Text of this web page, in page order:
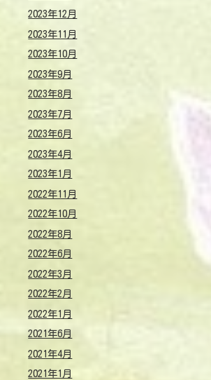
2023年12月
2023年11月
2023年10月
2023年9月
2023年8月
2023年7月
2023年6月
2023年4月
2023年1月
2022年11月
2022年10月
2022年8月
2022年6月
2022年3月
2022年2月
2022年1月
2021年6月
2021年4月
2021年1月